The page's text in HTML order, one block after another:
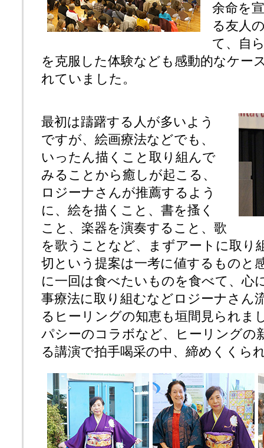
余命を
る友人
て、自
を克服した体験なども感動的なケー
れていました。
最初は躊躇する人が多いよう
ですが、絵画療法などでも、
いったん描くこと取り組んで
みることから癒しが起こる、
ロジーナさんが推薦するよう
に、絵を描くこと、書を搔く
こと、楽器を演奏すること、歌
を歌うことなど、まずアートに取り
切という提案は一考に値するものと
に一回は食べたいものを食べて、心
事療法に取り組むなどロジーナさん
るヒーリングの知恵も垣間見られま
パシーのコラボなど、ヒーリングの
る講演で拍手喝采の中、締めくくら